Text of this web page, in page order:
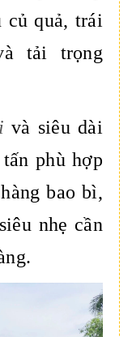
củ quả, trái
tải trọng
và siêu dài
phù hợp
bao bì,
nhẹ cần